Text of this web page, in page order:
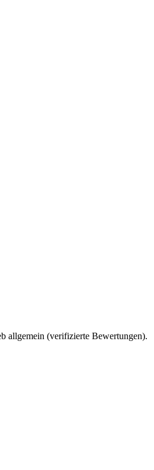
allgemein (verifizierte Bewertungen).